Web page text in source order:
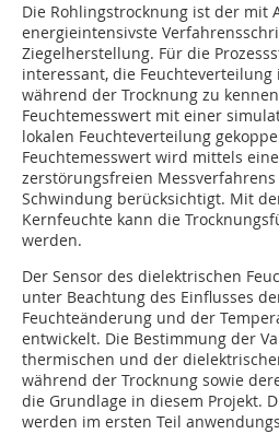
Die Rohlingstrocknung ist der mit
energieintensivste
Ziegelherstellung. Für die
interessant, die Feuchteverteilung
während der Trocknung zu
Feuchtemesswert mit einer
lokalen Feuchteverteilung
Feuchtemesswert wird mittels
zerstörungsfreien
Schwindung berücksichtigt. Mit
Kernfeuchte kann die
werden.
Der Sensor des dielektrischen
unter Beachtung des Einflusses
Feuchteänderung und der
entwickelt. Die Bestimmung der
thermischen und der
während der Trocknung sowie
die Grundlage in diesem Projekt.
werden im ersten Teil